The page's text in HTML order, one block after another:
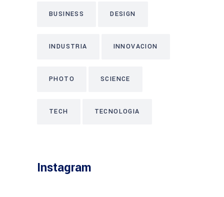
BUSINESS DESIGN
INDUSTRIA INNOVACION
PHOTO SCIENCE
TECH TECNOLOGIA
Instagram